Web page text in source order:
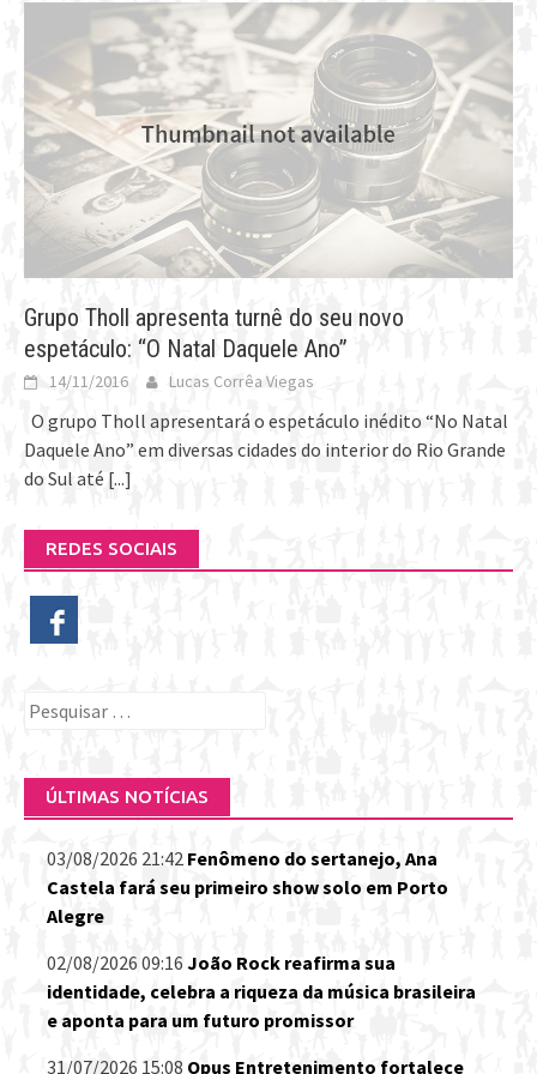
Grupo Tholl apresenta turnê do seu novo
espetáculo: “O Natal Daquele Ano”
14/11/2016 Lucas Corrêa Viegas
O grupo Tholl apresentará o espetáculo inédito “No Natal
Daquele Ano” em diversas cidades do interior do Rio Grande
do Sul até [...]
REDES SOCIAIS
Pesquisar
ÚLTIMAS NOTÍCIAS
03/08/2026 21:42 Fenômeno do sertanejo, Ana
Castela fará seu primeiro show solo em Porto
Alegre
02/08/2026 09:16 João Rock reafirma sua
identidade, celebra a riqueza da música brasileira
e aponta para um futuro promissor
31/07/2026 15:08 Opus Entretenimento fortalece